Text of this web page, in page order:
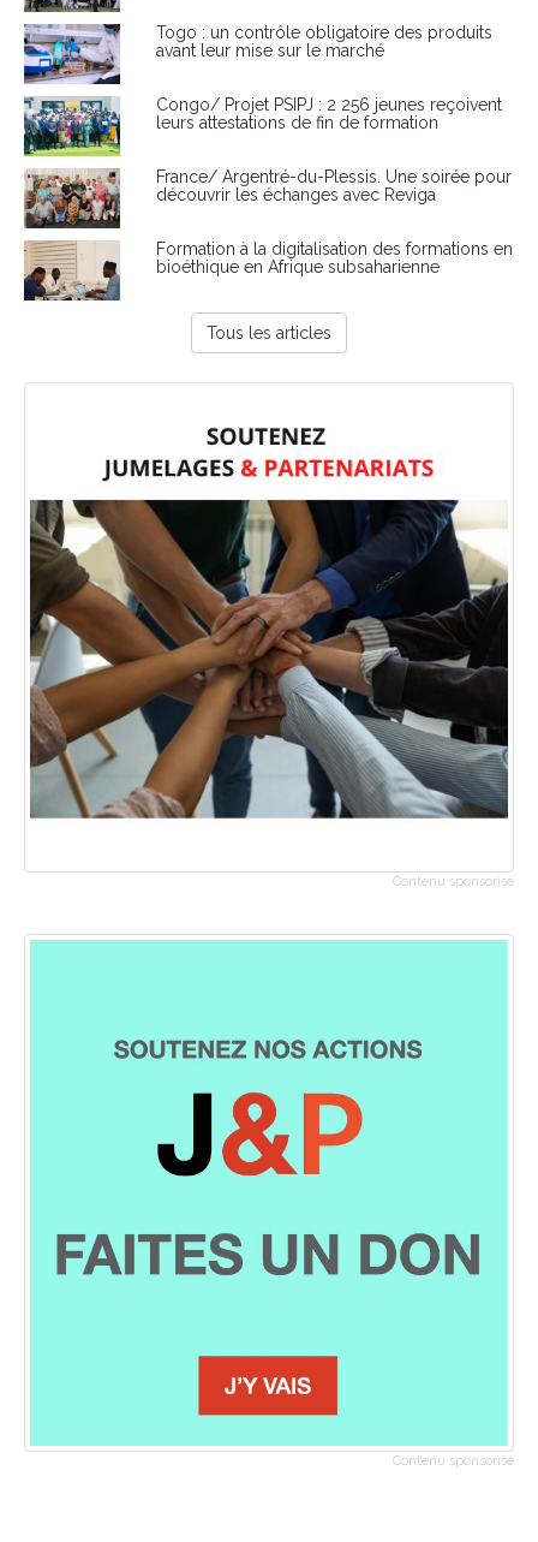
Togo : un contrôle obligatoire des produits
avant leur mise sur le marché
Congo/ Projet PSIPJ : 2 256 jeunes reçoivent
leurs attestations de fin de formation
France/ Argentré-du-Plessis. Une soirée pour
découvrir les échanges avec Reviga
Formation à la digitalisation des formations en
bioéthique en Afrique subsaharienne
Tous les articles
Contenu sponsorisé
Contenu sponsorisé